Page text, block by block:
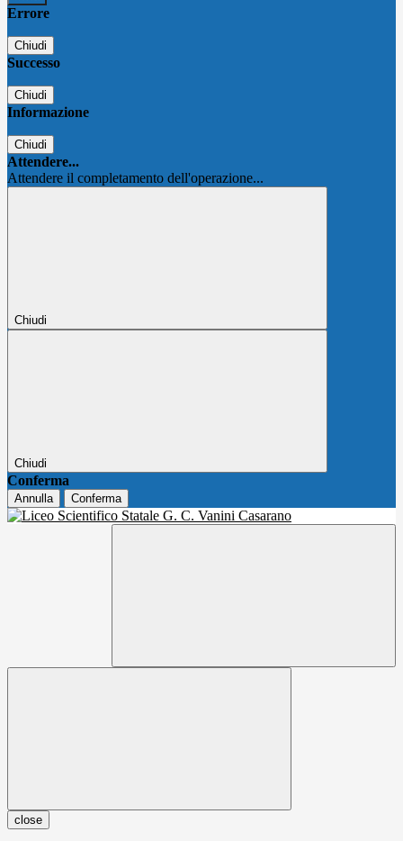
Errore
Chiudi
Successo
Chiudi
Informazione
Chiudi
Attendere...
Attendere il completamento dell'operazione...
Chiudi
Chiudi
Conferma
Annulla Conferma
close